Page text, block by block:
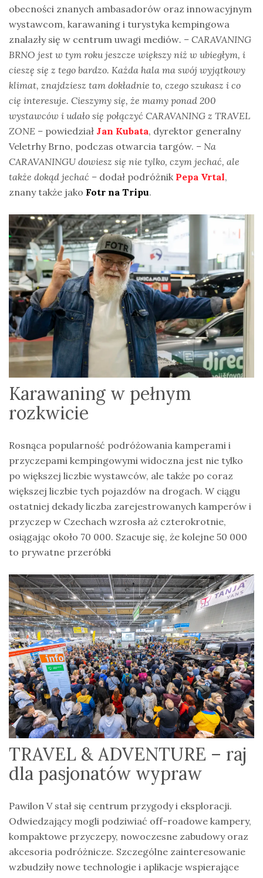
obecności znanych ambasadorów oraz innowacyjnym
wystawcom, karawaning i turystyka kempingowa
znalazły się w centrum uwagi mediów. – CARAVANING
BRNO jest w tym roku jeszcze większy niż w ubiegłym, i
cieszę się z tego bardzo. Każda hala ma swój wyjątkowy
klimat, znajdziesz tam dokładnie to, czego szukasz i co
cię interesuje. Cieszymy się, że mamy ponad 200
wystawców i udało się połączyć CARAVANING z TRAVEL
ZONE – powiedział Jan Kubata, dyrektor generalny
Veletrhy Brno, podczas otwarcia targów. – Na
CARAVANINGU dowiesz się nie tylko, czym jechać, ale
także dokąd jechać – dodał podróżnik Pepa Vrtal,
znany także jako Fotr na Tripu.
Karawaning w pełnym
rozkwicie
Rosnąca popularność podróżowania kamperami i
przyczepami kempingowymi widoczna jest nie tylko
po większej liczbie wystawców, ale także po coraz
większej liczbie tych pojazdów na drogach. W ciągu
ostatniej dekady liczba zarejestrowanych kamperów i
przyczep w Czechach wzrosła aż czterokrotnie,
osiągając około 70 000. Szacuje się, że kolejne 50 000
to prywatne przeróbki
TRAVEL & ADVENTURE – raj
dla pasjonatów wypraw
Pawilon V stał się centrum przygody i eksploracji.
Odwiedzający mogli podziwiać off-roadowe kampery,
kompaktowe przyczepy, nowoczesne zabudowy oraz
akcesoria podróżnicze. Szczególne zainteresowanie
wzbudziły nowe technologie i aplikacje wspierające